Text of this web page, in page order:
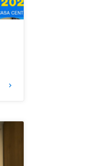
keyboard_arrow_right